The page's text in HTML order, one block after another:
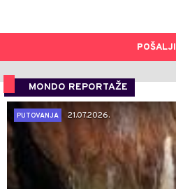
POŠALJI
MONDO REPORTAŽE
PUTOVANJA
21.07.2026.